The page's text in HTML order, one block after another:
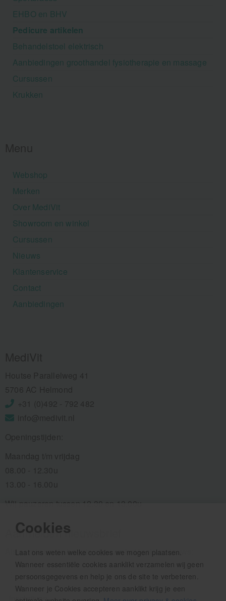
Cookies
Laat ons weten welke cookies we mogen plaatsen.
Wanneer essentiële cookies aanklikt verzamelen wij geen
persoonsgegevens en help je ons de site te verbeteren.
Wanneer je Cookies accepteren aanklikt krijg je een
EHBO en BHV
Pedicure artikelen
Behandelstoel elektrisch
Aanbiedingen groothandel fysiotherapie en massage
Cursussen
Krukken
Webshop
Merken
Over MediVit
Showroom en winkel
Cursussen
Nieuws
Klantenservice
Contact
Aanbiedingen
Wij pauzeren tussen 12.30 en 13.00u
Aanmelden nieuwsbrief
Als eerste op de hoogte zijn van het laatste nieuws: